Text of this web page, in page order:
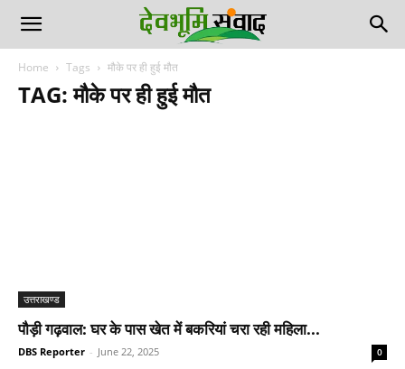
Home Tags मौके पर ही हुई मौत
TAG: मौके पर ही हुई मौत
उत्तराखण्ड
पौड़ी गढ़वाल: घर के पास खेत में बकरियां चरा रही महिला...
DBS Reporter - June 22, 2025 0